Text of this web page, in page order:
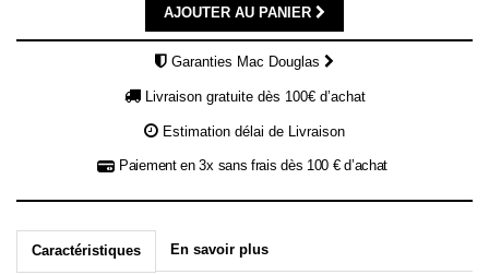
AJOUTER AU PANIER
Garanties Mac Douglas
Livraison gratuite dès 100€ d’achat
Estimation délai de Livraison
Paiement en 3x sans frais dès 100 € d’achat
Caractéristiques En savoir plus